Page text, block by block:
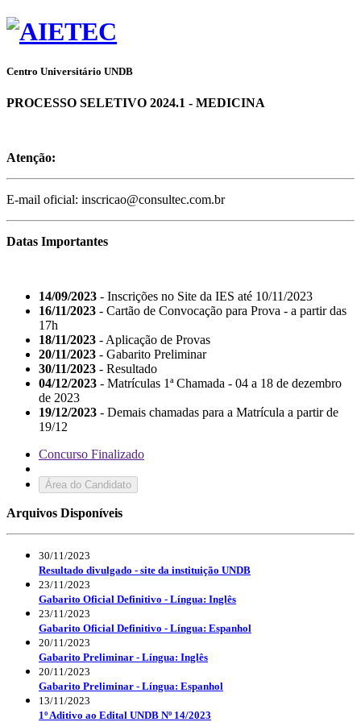
Centro Universitário UNDB
PROCESSO SELETIVO 2024.1 - MEDICINA
Atenção:
E-mail oficial: inscricao@consultec.com.br
Datas Importantes
14/09/2023 - Inscrições no Site da IES até 10/11/2023
16/11/2023 - Cartão de Convocação para Prova - a partir das
17h
18/11/2023 - Aplicação de Provas
20/11/2023 - Gabarito Preliminar
30/11/2023 - Resultado
04/12/2023 - Matrículas 1ª Chamada - 04 a 18 de dezembro
de 2023
19/12/2023 - Demais chamadas para a Matrícula a partir de
19/12
Concurso Finalizado
Área do Candidato
Arquivos Disponíveis
30/11/2023
Resultado divulgado - site da instituição UNDB
23/11/2023
Gabarito Oficial Definitivo - Língua: Inglês
23/11/2023
Gabarito Oficial Definitivo - Língua: Espanhol
20/11/2023
Gabarito Preliminar - Língua: Inglês
20/11/2023
Gabarito Preliminar - Língua: Espanhol
13/11/2023
1º Aditivo ao Edital UNDB Nº 14/2023